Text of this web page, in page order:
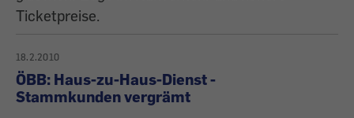
Ticketpreise.
18.2.2010
ÖBB: Haus-zu-Haus-Dienst -
Stammkunden vergrämt